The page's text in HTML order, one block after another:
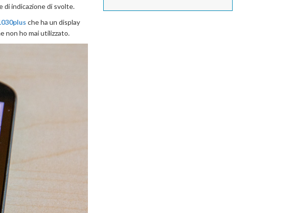
di indicazione di svolte.
che ha un display
non ho mai utilizzato.